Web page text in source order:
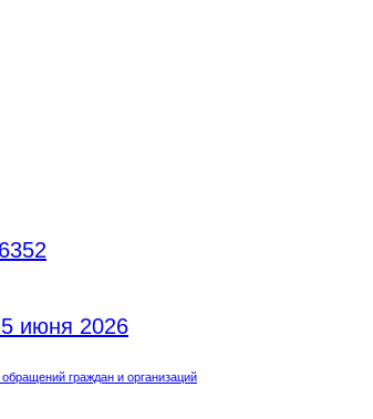
июня 2026
граждан и организаций